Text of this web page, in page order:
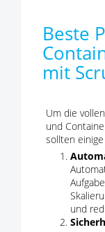
Beste
mit
Um die
und
sollten
und